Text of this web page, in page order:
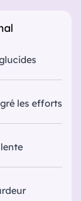
les efforts